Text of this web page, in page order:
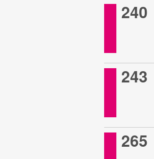
240
243
265